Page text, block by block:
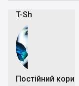
T-Sh
Постійний